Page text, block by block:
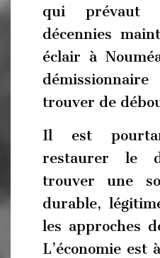
qui prévaut
décennies
éclair à
trouver de
Il est
restaurer le
trouver une
durable,
les approches
L’économie est